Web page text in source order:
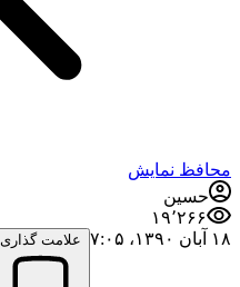
محافظ نمایش
حسین
۱۹٬۲۶۶
۱۸ آبان ۱۳۹۰،‏ ۷:۰۵
علامت گذاری